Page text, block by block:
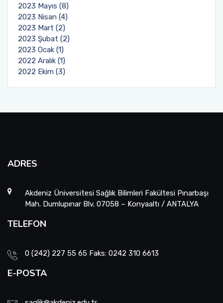
2023 Mayıs (8)
2023 Nisan (4)
2023 Mart (2)
2023 Şubat (2)
2023 Ocak (1)
2022 Aralık (1)
2022 Ekim (3)
ADRES
Akdeniz Üniversitesi Sağlık Bilimleri Fakültesi Pınarbaşı
Mah. Dumlupınar Blv. 07058 – Konyaaltı / ANTALYA
TELEFON
0 (242) 227 55 65 Faks: 0242 310 6613
E-POSTA